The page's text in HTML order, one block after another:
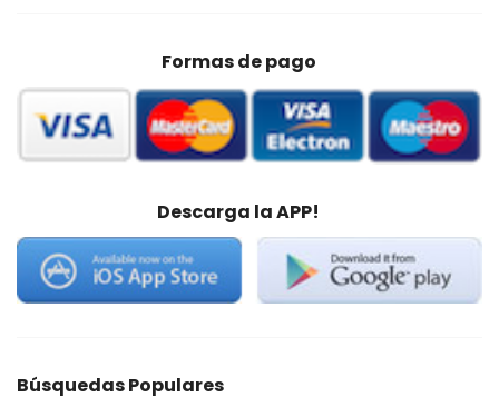
Formas de pago
Descarga la APP!
Búsquedas Populares